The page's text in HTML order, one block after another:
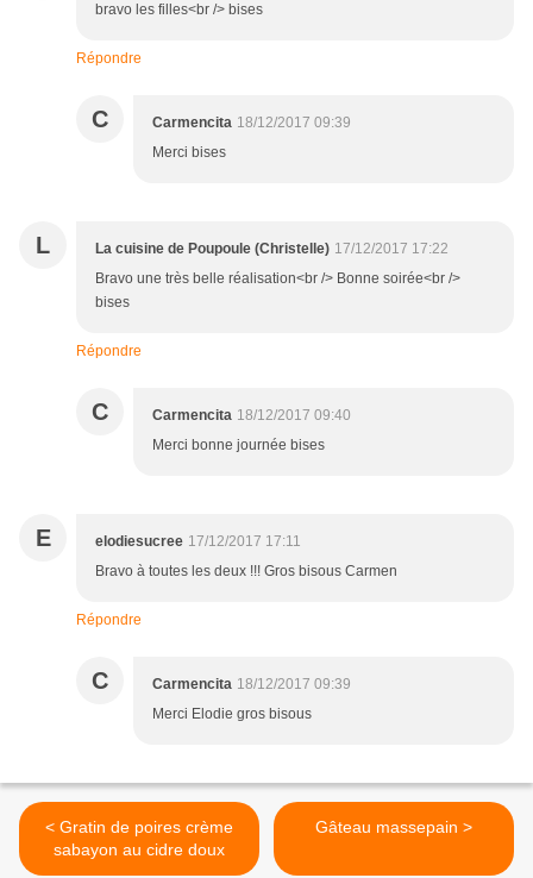
bravo les filles<br /> bises
Répondre
C Carmencita 18/12/2017 09:39
Merci bises
L La cuisine de Poupoule (Christelle) 17/12/2017 17:22
Bravo une très belle réalisation<br /> Bonne soirée<br />
bises
Répondre
C Carmencita 18/12/2017 09:40
Merci bonne journée bises
E elodiesucree 17/12/2017 17:11
Bravo à toutes les deux !!! Gros bisous Carmen
Répondre
C Carmencita 18/12/2017 09:39
Merci Elodie gros bisous
< Gratin de poires crème
sabayon au cidre doux
Gâteau massepain >